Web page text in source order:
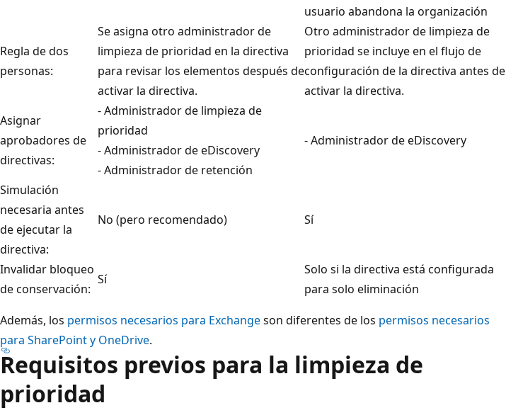
usuario abandona la organización
Regla de dos
personas:
Se asigna otro administrador de
limpieza de prioridad en la directiva
para revisar los elementos después de
activar la directiva.
Otro administrador de limpieza de
prioridad se incluye en el flujo de
configuración de la directiva antes de
activar la directiva.
Asignar
aprobadores de
directivas:
- Administrador de limpieza de
prioridad
- Administrador de eDiscovery
- Administrador de retención
- Administrador de eDiscovery
Simulación
necesaria antes
de ejecutar la
directiva:
No (pero recomendado) Sí
Invalidar bloqueo
de conservación:
Sí
Solo si la directiva está configurada
para solo eliminación
Además, los permisos necesarios para Exchangeson diferentes de los permisos necesarios
para SharePoint y OneDrive.
Requisitos previos para la limpieza de
prioridad